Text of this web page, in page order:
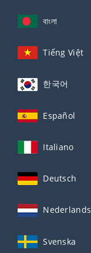
বাংলা
Tiếng Việt
한국어
Español
Italiano
Deutsch
Nederlands
Svenska